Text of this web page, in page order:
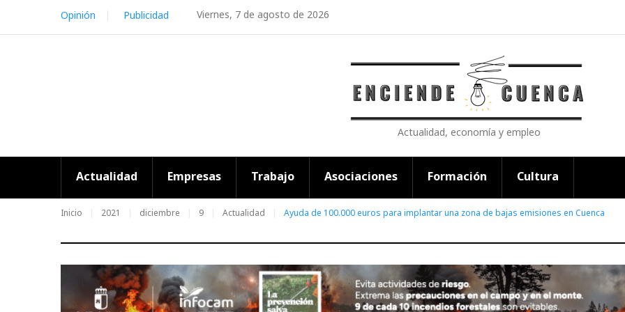
content
Viernes, 7 de agosto de 2026
Opinión Publicidad
Actualidad, economía y empleo
Actualidad Empresas Trabajo Asociaciones Formación Cultura
Inicio 2021 diciembre 9 Actualidad Ayuda de 100.000 euros para implantar una zona de bajas emisiones en Cuenca